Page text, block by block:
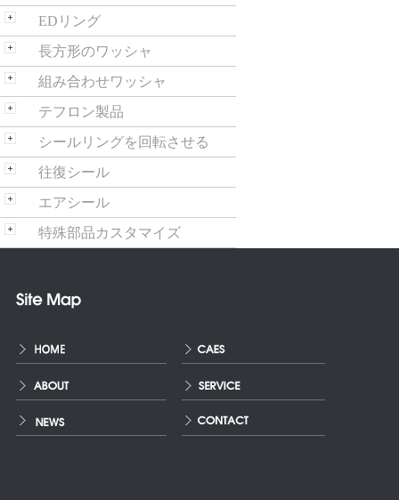
EDリング
長方形のワッシャ
組み合わせワッシャ
テフロン製品
シールリングを回転させる
往復シール
エアシール
特殊部品カスタマイズ